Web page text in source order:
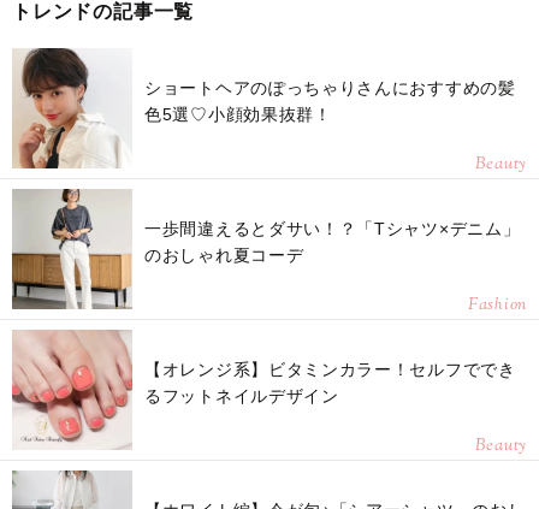
トレンドの記事一覧
ショートヘアのぽっちゃりさんにおすすめの髪
色5選♡小顔効果抜群！
Beauty
一歩間違えるとダサい！？「Tシャツ×デニム」
のおしゃれ夏コーデ
Fashion
【オレンジ系】ビタミンカラー！セルフででき
るフットネイルデザイン
Beauty